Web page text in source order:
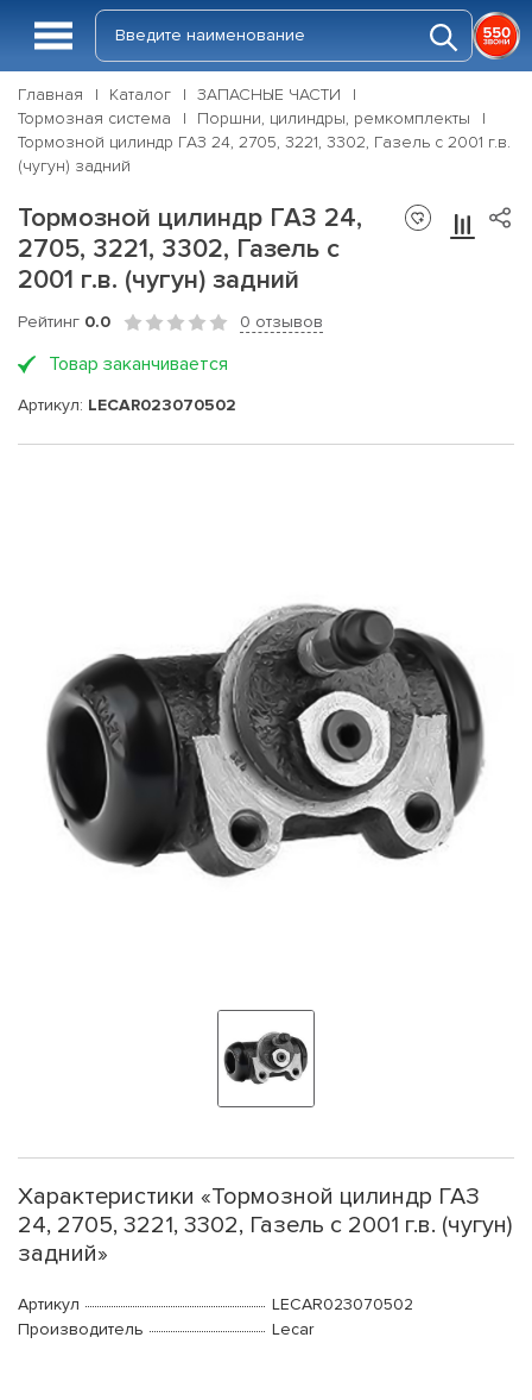
Главная Каталог
ЗАПАСНЫЕ ЧАСТИ
Тормозная система
Поршни, цилиндры, ремкомплекты
Тормозной цилиндр ГАЗ 24, 2705, 3221, 3302, Газель с 2001 г.в.
(чугун) задний
Тормозной цилиндр ГАЗ 24,
2705, 3221, 3302, Газель с
2001 г.в. (чугун) задний
Рейтинг 0.0 0 отзывов
Товар заканчивается
Артикул: LECAR023070502
Характеристики «Тормозной цилиндр ГАЗ
24, 2705, 3221, 3302, Газель с 2001 г.в. (чугун)
задний»
Артикул
LECAR023070502
Производитель
Lecar